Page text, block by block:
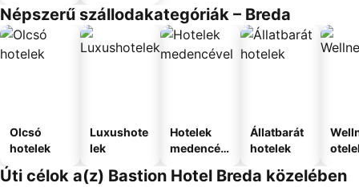
Népszerű szállodakategóriák – Breda
Olcsó
hotelek
Luxushote
lek
Hotelek
medencév
Állatbarát
hotelek
Úti célok a(z) Bastion Hotel Breda közelében